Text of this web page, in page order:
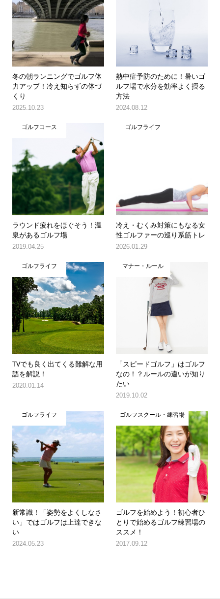
冬の朝ランニングでゴルフ体
力アップ！冷え知らずの体づ
くり
2025.10.23
熱中症予防のために！暑いゴ
ルフ場で水分を効率よく摂る
方法
2024.08.12
ゴルフコース
ラウンド疲れをほぐそう！温
泉があるゴルフ場
2019.04.25
ゴルフライフ
冷え・むくみ対策にもなる女
性ゴルファーの巡り系筋トレ
2026.01.29
ゴルフライフ
TVでも良く出てくる難解な用
語を解説！
2020.01.14
マナー・ルール
「スピードゴルフ」はゴルフ
なの！？ルールの違いが知り
たい
2019.10.02
ゴルフライフ
新常識！「姿勢をよくしなさ
い」ではゴルフは上達できな
い
2024.05.23
ゴルフスクール・練習場
ゴルフを始めよう！初心者ひ
とりで始めるゴルフ練習場の
ススメ！
2017.09.12